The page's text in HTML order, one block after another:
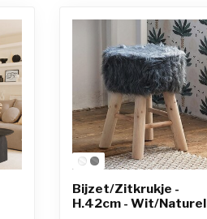
Bijzet/Zitkrukje -
H.42cm - Wit/Naturel